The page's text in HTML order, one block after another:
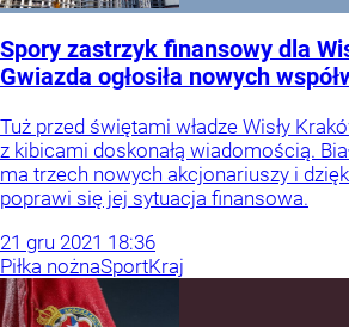
Spory zastrzyk finansowy dla
Gwiazda ogłosiła nowych
Tuż przed świętami władze Wisły
z kibicami doskonałą wiadomością.
ma trzech nowych akcjonariuszy i
poprawi się jej sytuacja finansowa.
21 gru 2021 18:36
Piłka nożnaSportKraj